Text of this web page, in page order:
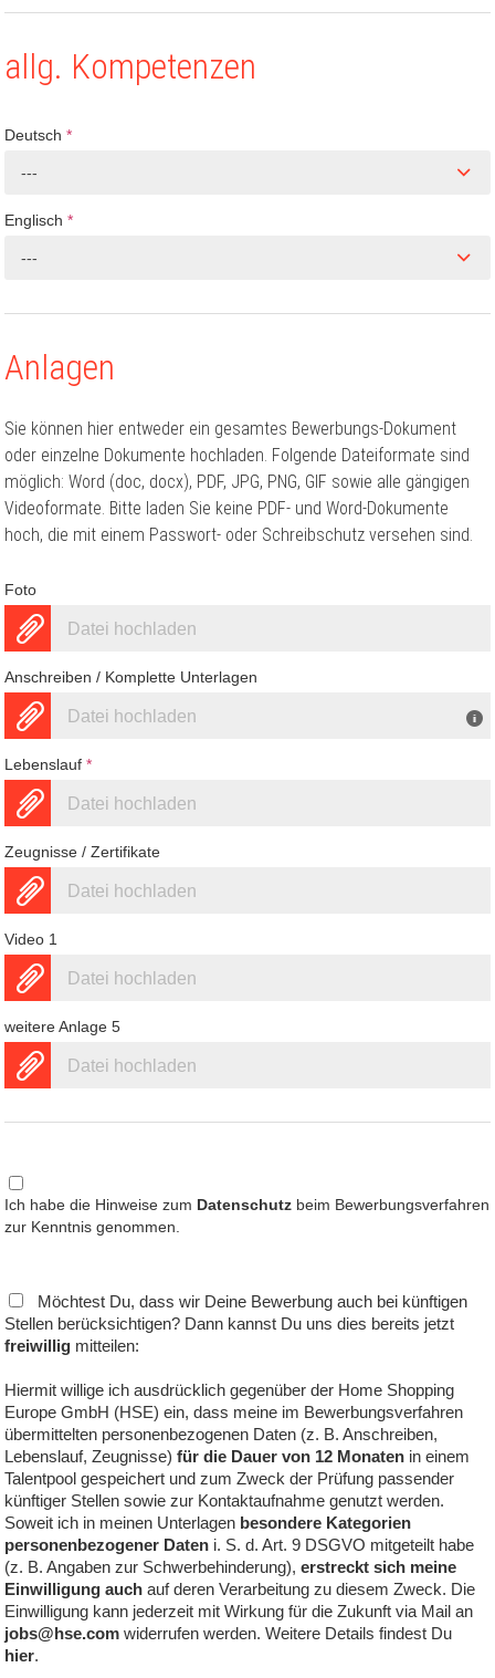
allg. Kompetenzen
Deutsch*
---
Englisch*
---
Anlagen
Sie können hier entweder ein gesamtes Bewerbungs-Dokument
oder einzelne Dokumente hochladen. Folgende Dateiformate sind
möglich: Word (doc, docx), PDF, JPG, PNG, GIF sowie alle gängigen
Videoformate. Bitte laden Sie keine PDF- und Word-Dokumente
hoch, die mit einem Passwort- oder Schreibschutz versehen sind.
Foto
Datei hochladen
Anschreiben / Komplette Unterlagen
Datei hochladen
Lebenslauf*
Datei hochladen
Zeugnisse / Zertifikate
Datei hochladen
Video 1
Datei hochladen
weitere Anlage 5
Datei hochladen
Ich habe die Hinweise zum Datenschutz beim Bewerbungsverfahren
zur Kenntnis genommen.
Möchtest Du, dass wir Deine Bewerbung auch bei künftigen
Stellen berücksichtigen? Dann kannst Du uns dies bereits jetzt
freiwillig mitteilen:
Hiermit willige ich ausdrücklich gegenüber der Home Shopping
Europe GmbH (HSE) ein, dass meine im Bewerbungsverfahren
übermittelten personenbezogenen Daten (z. B. Anschreiben,
Lebenslauf, Zeugnisse)für die Dauer von 12 Monaten in einem
Talentpool gespeichert und zum Zweck der Prüfung passender
künftiger Stellen sowie zur Kontaktaufnahme genutzt werden.
Soweit ich in meinen Unterlagen besondere Kategorien
personenbezogener Daten i. S. d. Art. 9 DSGVO mitgeteilt habe
(z. B. Angaben zur Schwerbehinderung),erstreckt sich meine
Einwilligung auch auf deren Verarbeitung zu diesem Zweck. Die
Einwilligung kann jederzeit mit Wirkung für die Zukunft via Mail an
jobs@hse.com widerrufen werden. Weitere Details findest Du
hier.